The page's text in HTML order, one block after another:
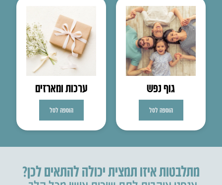
גוף נפש
הוספה לסל
ערכות ומארזים
הוספה לסל
מתלבטות איזו תמצית יכולה להתאים לכן?